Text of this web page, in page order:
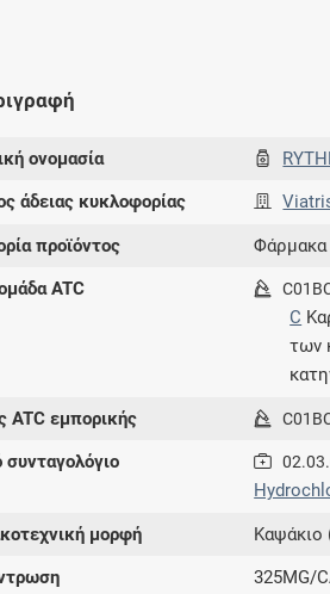
ονομασία
άδειας κυκλοφορίας
προϊόντος Φάρμακα
ATC
C
των
ATC εμπορικής
συνταγολόγιο
μορφή Καψάκιο
325MG/